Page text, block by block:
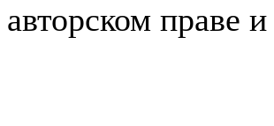
авторском праве